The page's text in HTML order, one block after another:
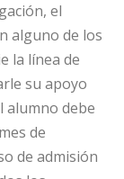
el
alguno de los
la línea de
su apoyo
alumno debe
de
de admisión